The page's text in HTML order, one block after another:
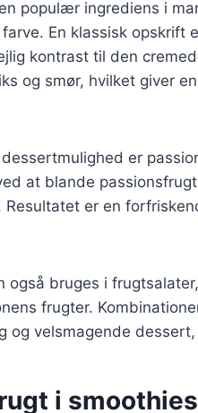
populær ingrediens i
En klassisk opskrift
kontrast til den
og smør, hvilket giver
er
at blande
Resultatet er en
også bruges i
frugter.
og velsmagende
i